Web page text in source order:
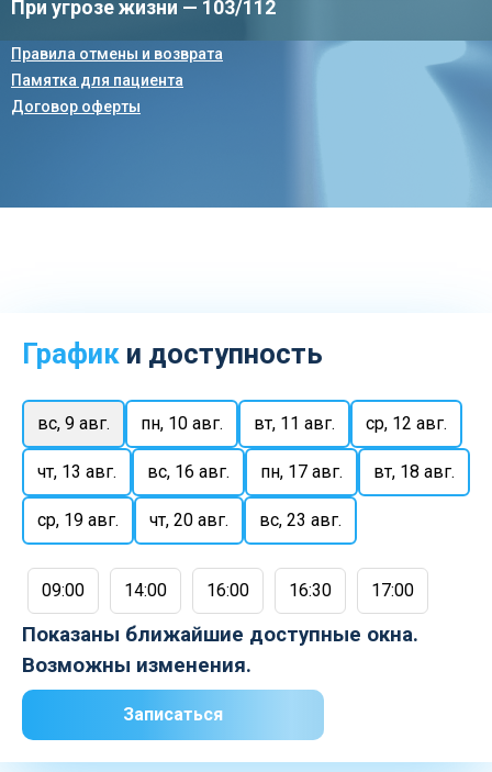
При угрозе жизни — 103/112
Правила отмены и возврата
Памятка для пациента
Договор оферты
График и доступность
вс, 9 авг. пн, 10 авг. вт, 11 авг. ср, 12 авг.
чт, 13 авг. вс, 16 авг. пн, 17 авг. вт, 18 авг.
ср, 19 авг. чт, 20 авг. вс, 23 авг.
09:00 14:00 16:00 16:30 17:00
Показаны ближайшие доступные окна.
Возможны изменения.
Записаться